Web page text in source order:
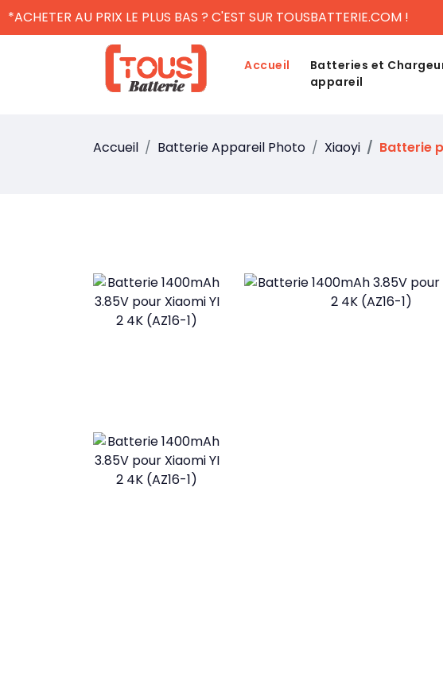
*ACHETER AU PRIX LE PLUS BAS ? C'EST SUR TOUSBATTERIE.COM !
Accueil
Batteries et
appareil
Accueil Batterie Appareil Photo Xiaoyi Batterie